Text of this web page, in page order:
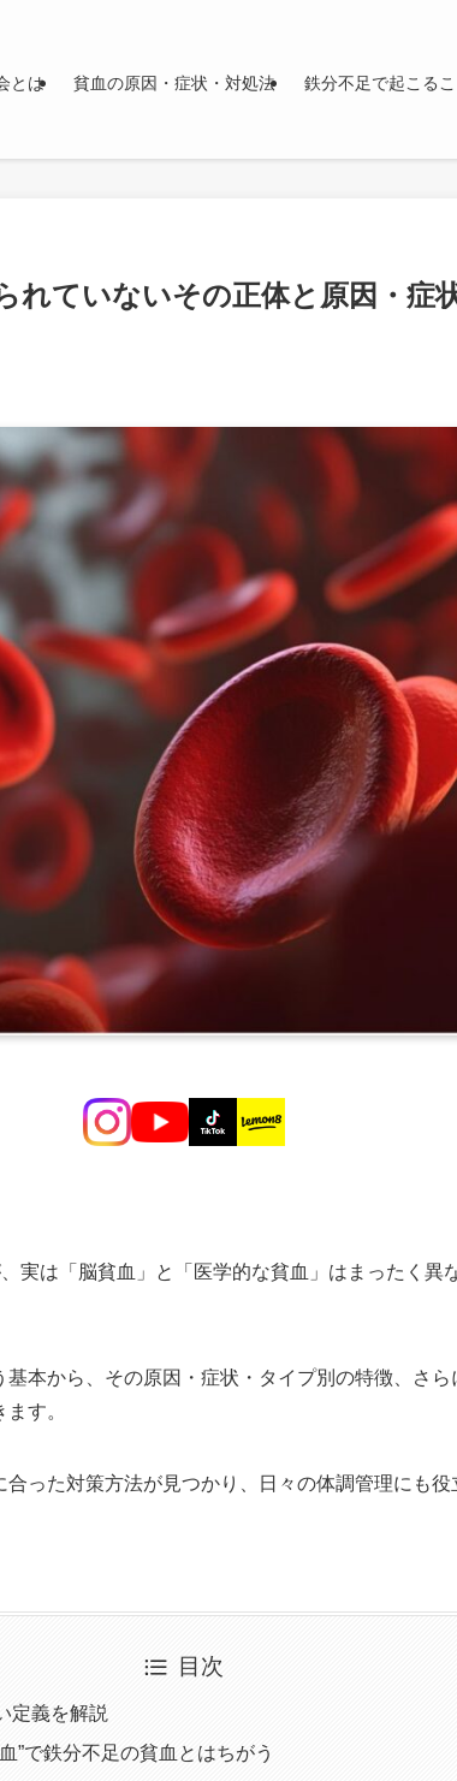
とは 貧血の原因・症状・対処法 鉄分不足で起こる
れていないその正体と原因・症
実は「脳貧血」と「医学的な貧血」はまったく異
本から、その原因・症状・タイプ別の特徴、さ
す。
った対策方法が見つかり、日々の体調管理にも
目次
定義を解説
”で鉄分不足の貧血とはちがう